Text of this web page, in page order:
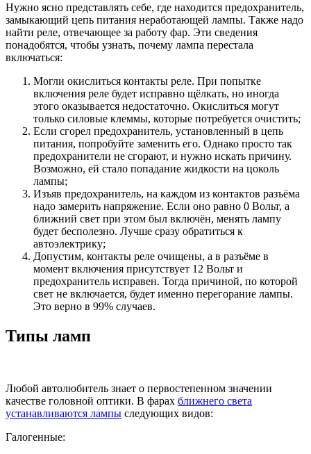
Нужно ясно представлять себе, где находится предохранитель,
замыкающий цепь питания неработающей лампы. Также надо
найти реле, отвечающее за работу фар. Эти сведения
понадобятся, чтобы узнать, почему лампа перестала
включаться:
Могли окислиться контакты реле. При попытке
включения реле будет исправно щёлкать, но иногда
этого оказывается недостаточно. Окислиться могут
только силовые клеммы, которые потребуется очистить;
Если сгорел предохранитель, установленный в цепь
питания, попробуйте заменить его. Однако просто так
предохранители не сгорают, и нужно искать причину.
Возможно, ей стало попадание жидкости на цоколь
лампы;
Изъяв предохранитель, на каждом из контактов разъёма
надо замерить напряжение. Если оно равно 0 Вольт, а
ближний свет при этом был включён, менять лампу
будет бесполезно. Лучше сразу обратиться к
автоэлектрику;
Допустим, контакты реле очищены, а в разъёме в
момент включения присутствует 12 Вольт и
предохранитель исправен. Тогда причиной, по которой
свет не включается, будет именно перегорание лампы.
Это верно в 99% случаев.
Типы ламп
Любой автолюбитель знает о первостепенном значении
качестве головной оптики. В фарах ближнего света
устанавливаются лампы следующих видов:
Галогенные: